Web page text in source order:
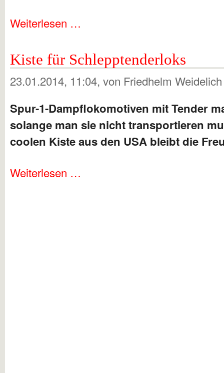
Weiterlesen …
Kiste für Schlepptenderloks
23.01.2014, 11:04, von Friedhelm
Spur-1-Dampflokomotiven mit Tender
solange man sie nicht transportieren
coolen Kiste aus den USA bleibt die
Weiterlesen …